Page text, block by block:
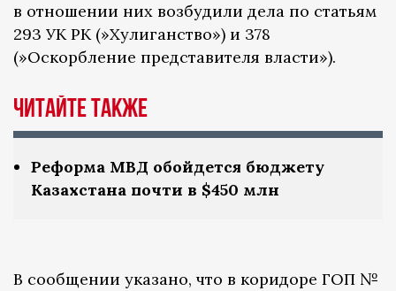
в отношении них возбудили дела по статьям
293 УК РК (»Хулиганство») и 378
(»Оскорбление представителя власти»).
ЧИТАЙТЕ ТАКЖЕ
Реформа МВД обойдется бюджету
Казахстана почти в $450 млн
В сообщении указано, что в коридоре ГОП №